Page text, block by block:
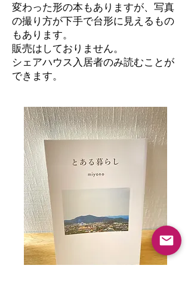
変わった形の本もありますが、写真
の撮り方が下手で台形に見えるもの
もあります。
​販売はしておりません。
シェアハウス入居者のみ読むことが
できます。